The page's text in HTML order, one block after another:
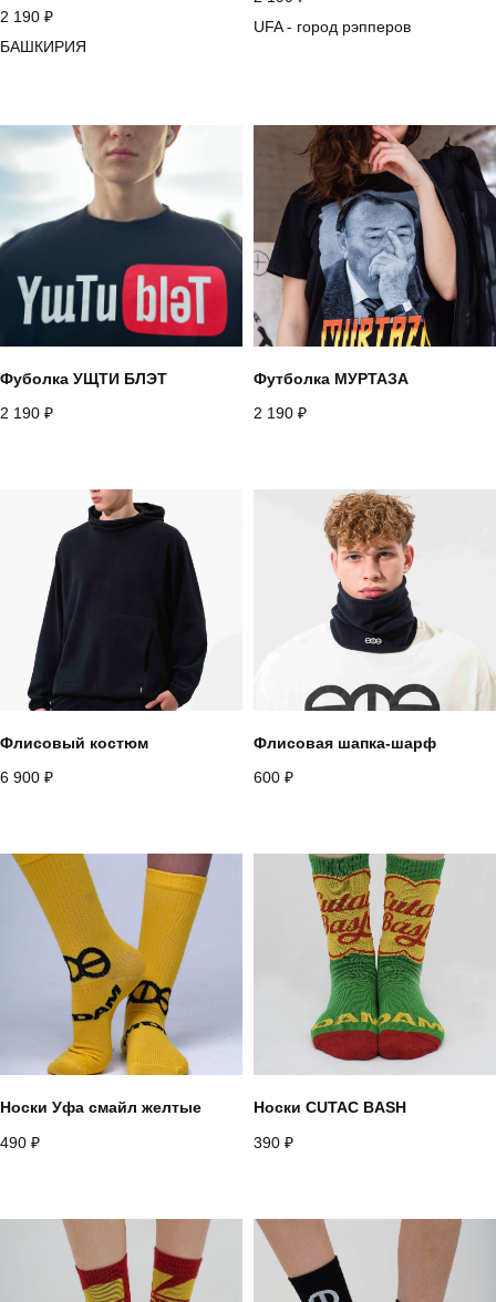
2 190 ₽
БАШКИРИЯ
UFA - город рэпперов
Фуболка УЩТИ БЛЭТ
2 190 ₽
Футболка МУРТАЗА
2 190 ₽
Флисовый костюм
6 900 ₽
Флисовая шапка-шарф
600 ₽
Носки Уфа смайл желтые
490 ₽
Носки CUTAC BASH
390 ₽
Назад
*запрещено на территории РФ
Youtube
Whatsapp
Instagram*
7 916 860 15 55